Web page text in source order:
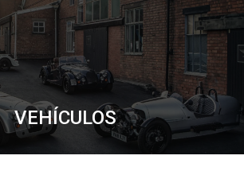
VEHÍCULOS